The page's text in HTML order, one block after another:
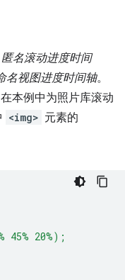
匿名滚动进度时间
名视图进度时间轴。
本例中为照片库滚动
<img> 元素的
45% 20%);